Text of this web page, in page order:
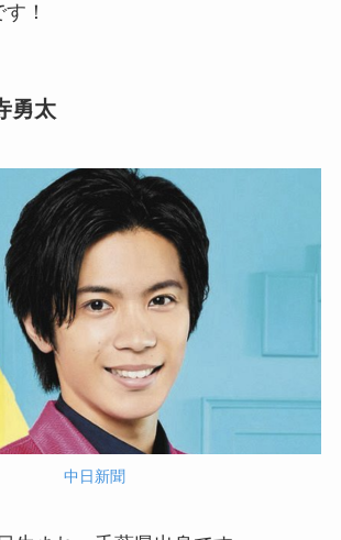
！
勇太
中日新聞